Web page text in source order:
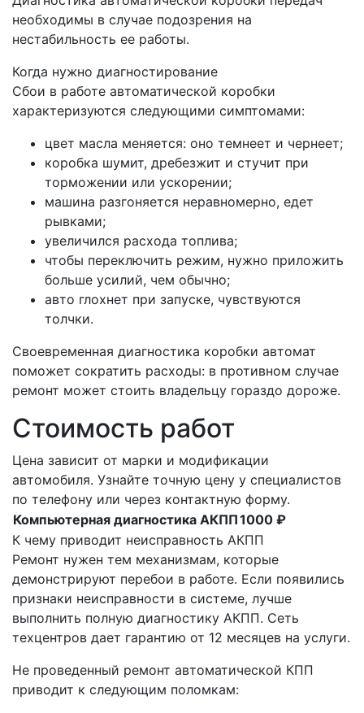
необходимы в случае подозрения на
нестабильность ее работы.
Когда нужно диагностирование
Сбои в работе автоматической коробки
характеризуются следующими симптомами:
цвет масла меняется: оно темнеет и чернеет;
коробка шумит, дребезжит и стучит при
торможении или ускорении;
машина разгоняется неравномерно, едет
рывками;
увеличился расхода топлива;
чтобы переключить режим, нужно приложить
больше усилий, чем обычно;
авто глохнет при запуске, чувствуются
толчки.
Своевременная диагностика коробки автомат
поможет сократить расходы: в противном случае
ремонт может стоить владельцу гораздо дороже.
Стоимость работ
Цена зависит от марки и модификации
автомобиля. Узнайте точную цену у специалистов
по телефону или через контактную форму.
Компьютерная диагностика АКПП1000 ₽
К чему приводит неисправность АКПП
Ремонт нужен тем механизмам, которые
демонстрируют перебои в работе. Если появились
признаки неисправности в системе, лучше
выполнить полную диагностику АКПП. Сеть
техцентров дает гарантию от 12 месяцев на услуги.
Не проведенный ремонт автоматической КПП
приводит к следующим поломкам: